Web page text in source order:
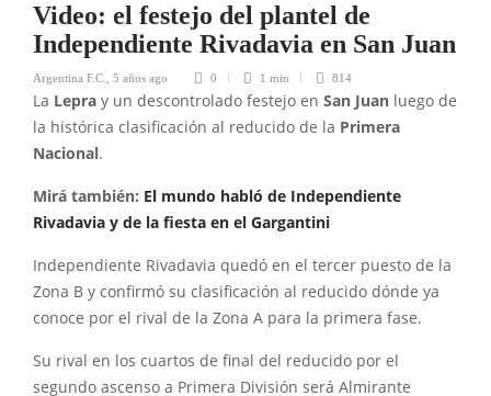
Video: el festejo del plantel de
Independiente Rivadavia en San Juan
Argentina F.C. 5 años ago 0 1 min 814
La Lepra y un descontrolado festejo en San Juan luego de
la histórica clasificación al reducido de la Primera
Nacional.
Mirá también: El mundo habló de Independiente
Rivadavia y de la fiesta en el Gargantini
Independiente Rivadavia quedó en el tercer puesto de la
Zona B y confirmó su clasificación al reducido dónde ya
conoce por el rival de la Zona A para la primera fase.
Su rival en los cuartos de final del reducido por el
segundo ascenso a Primera División será Almirante